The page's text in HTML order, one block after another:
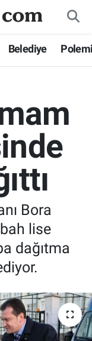
Belediye
Bora
lise
dağıtma